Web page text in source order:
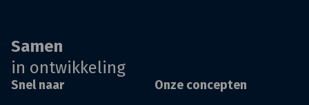
Samen
in ontwikkeling
Snel naar Onze concepten